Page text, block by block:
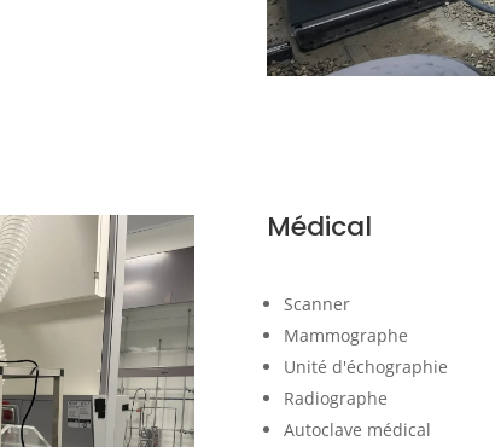
Médical
Scanner
Mammographe
Unité d'échographie
Radiographe
Autoclave médical